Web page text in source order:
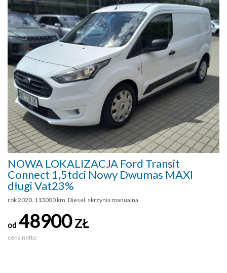
NOWA LOKALIZACJA Ford Transit
Connect 1,5tdci Nowy Dwumas MAXI
długi Vat23%
rok 2020, 113000 km, Diesel, skrzynia manualna
od 48900ZŁ
cena netto